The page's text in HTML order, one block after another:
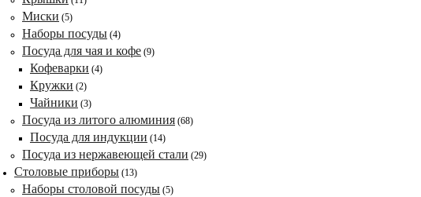
Миски (5)
Наборы посуды (4)
Посуда для чая и кофе (9)
Кофеварки (4)
Кружки (2)
Чайники (3)
Посуда из литого алюминия (68)
Посуда для индукции (14)
Посуда из нержавеющей стали (29)
Столовые приборы (13)
Наборы столовой посуды (5)